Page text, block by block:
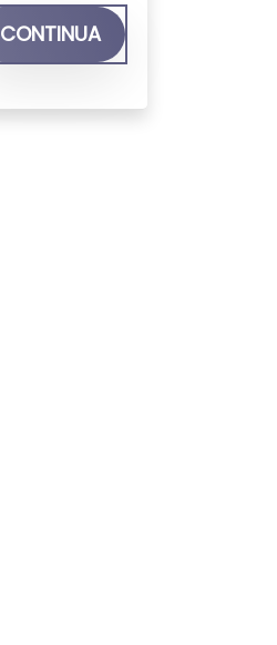
CONTINUA